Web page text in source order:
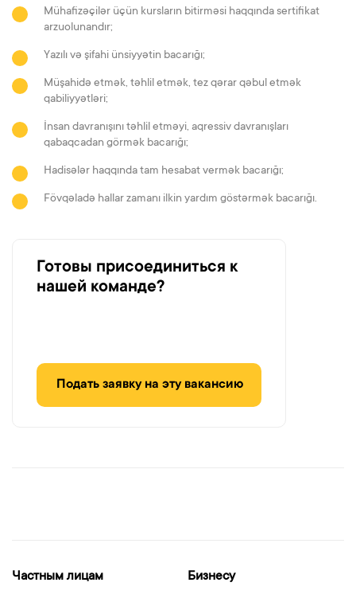
Mühafizəçilər üçün kursların bitirməsi haqqında sertifikat
arzuolunandır;
Yazılı və şifahi ünsiyyətin bacarığı;
Müşahidə etmək, təhlil etmək, tez qərar qəbul etmək
qabiliyyətləri;
İnsan davranışını təhlil etməyi, aqressiv davranışları
qabaqcadan görmək bacarığı;
Hadisələr haqqında tam hesabat vermək bacarığı;
Fövqəladə hallar zamanı ilkin yardım göstərmək bacarığı.
Готовы присоединиться к
нашей команде?
Подать заявку на эту вакансию
Частным лицам Бизнесу